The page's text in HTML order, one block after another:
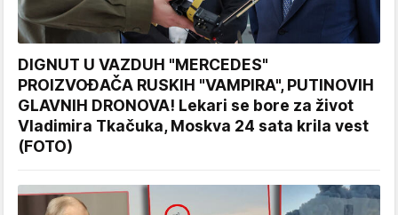
DIGNUT U VAZDUH "MERCEDES"
PROIZVOĐAČA RUSKIH "VAMPIRA", PUTINOVIH
GLAVNIH DRONOVA! Lekari se bore za život
Vladimira Tkačuka, Moskva 24 sata krila vest
(FOTO)